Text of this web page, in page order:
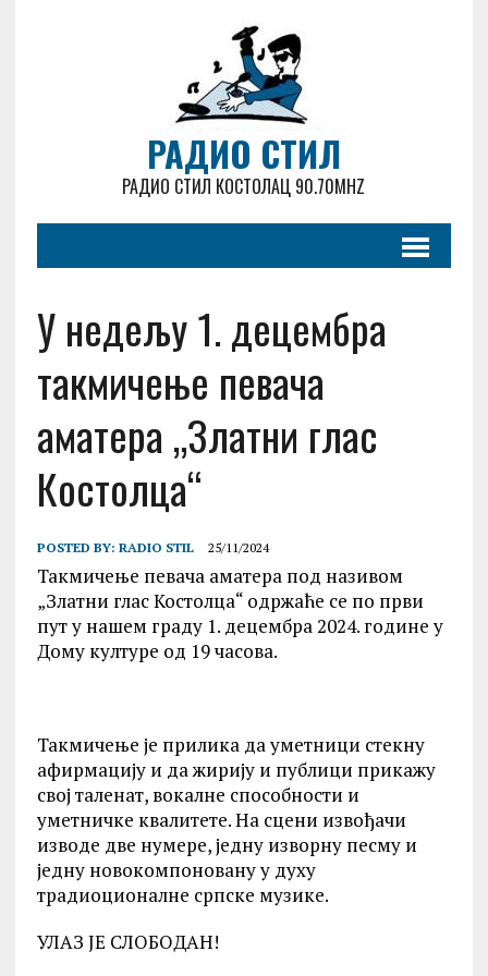
РАДИО СТИЛ
РАДИО СТИЛ КОСТОЛАЦ 90.70MHZ
У недељу 1. децембра
такмичење певача
аматера „Златни глас
Костолца“
POSTED BY: RADIO STIL 25/11/2024
Такмичење певача аматера под називом
„Златни глас Костолца“ одржаће се по први
пут у нашем граду 1. децембра 2024. године у
Дому културе од 19 часова.
Такмичење је прилика да уметници стекну
афирмацију и да жирију и публици прикажу
свој таленат, вокалне способности и
уметничке квалитете. На сцени извођачи
изводе две нумере, једну изворну песму и
једну новокомпоновану у духу
традиоционалне српске музике.
УЛАЗ ЈЕ СЛОБОДАН!